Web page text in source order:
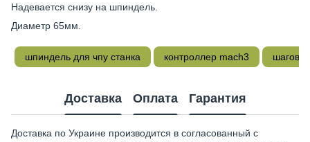
Надевается снизу на шпиндель.
Диаметр 65мм.
шпиндель для чпу станка контроллер mach3
Доставка Оплата Гарантия
Доставка по Украине производится в согласованный с